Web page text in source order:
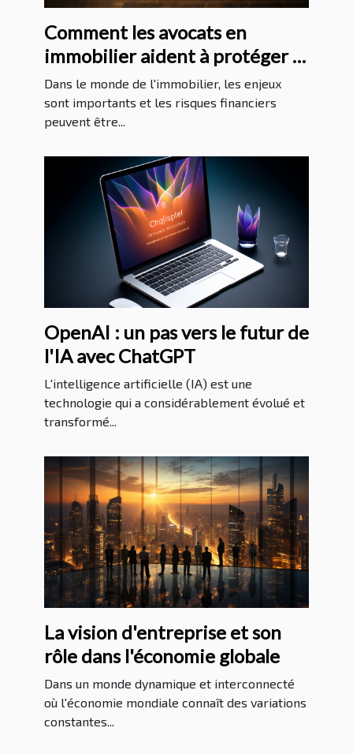
Comment les avocats en
immobilier aident à protéger la
santé financière de leurs clients
Dans le monde de l'immobilier, les enjeux
sont importants et les risques financiers
peuvent être...
OpenAI : un pas vers le futur de
l'IA avec ChatGPT
L'intelligence artificielle (IA) est une
technologie qui a considérablement évolué et
transformé...
La vision d'entreprise et son
rôle dans l'économie globale
Dans un monde dynamique et interconnecté
où l'économie mondiale connaît des variations
constantes...